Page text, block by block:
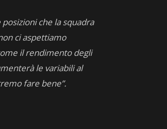
che la squadra
ci aspettiamo
il rendimento degli
le variabili al
fare bene”.